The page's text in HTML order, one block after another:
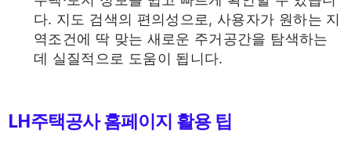
다. 지도 검색의 편의성으로, 사용자가 원하는 지
역조건에 딱 맞는 새로운 주거공간을 탐색하는
데 실질적으로 도움이 됩니다.
LH주택공사 홈페이지 활용 팁